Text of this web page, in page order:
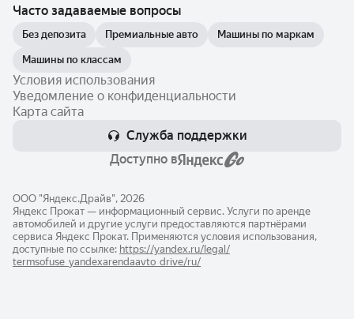
Часто задаваемые вопросы
Без депозита Премиальные авто Машины по маркам
Машины по классам
Условия использования
Уведомление о конфиденциальности
Карта сайта
Служба поддержки
Доступно в
ООО "Яндекс.Драйв", 2026
Яндекс Прокат — информационный сервис. Услуги по аренде
автомобилей и другие услуги предоставляются партнёрами
сервиса Яндекс Прокат. Применяются условия использования,
доступные по ссылке: https://yandex.ru/legal/​
termsofuse_yandexarendaavto_drive/ru/